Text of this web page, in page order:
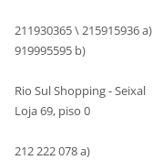
211930365 \ 215915936 a)
919995595 b)
Rio Sul Shopping - Seixal
Loja 69, piso 0
212 222 078 a)